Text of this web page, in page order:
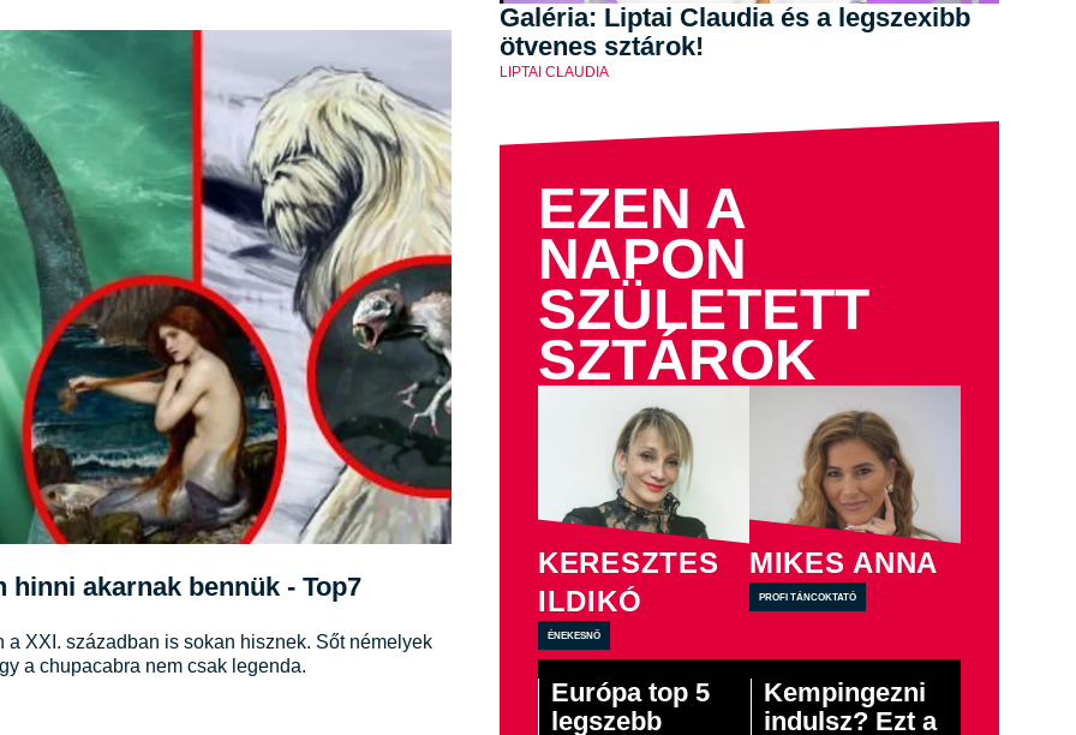
akarnak bennük - Top7
XXI. században is sokan hisznek. Sőt némelyek
a chupacabra nem csak legenda.
Galéria: Liptai Claudia és a legszexibb
ötvenes sztárok!
LIPTAI CLAUDIA
EZEN A
NAPON
SZÜLETETT
SZTÁROK
KERESZTES
ILDIKÓ
énekesnő
MIKES ANNA
profi táncoktató
Európa top 5
legszebb
Kempingezni
indulsz? Ezt a